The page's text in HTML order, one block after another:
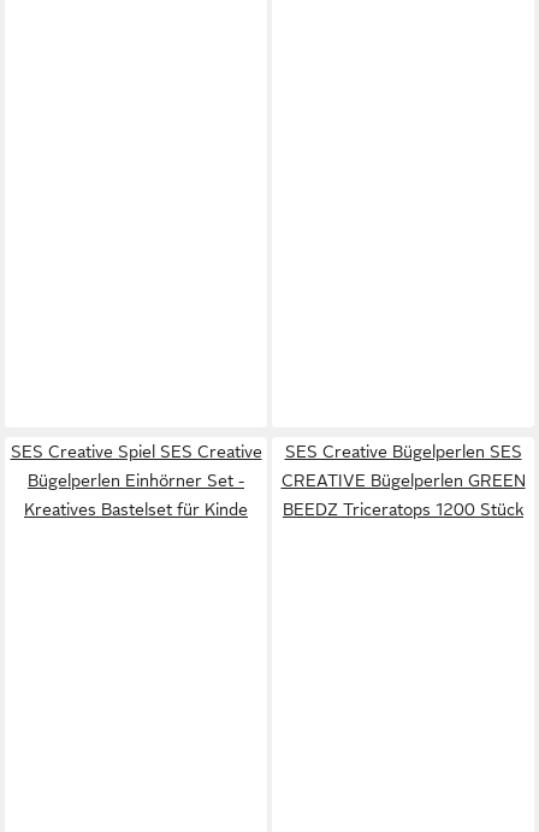
SES Creative Spiel SES Creative
Bügelperlen Einhörner Set -
Kreatives Bastelset für Kinde
SES Creative Bügelperlen SES
CREATIVE Bügelperlen GREEN
BEEDZ Triceratops 1200 Stück